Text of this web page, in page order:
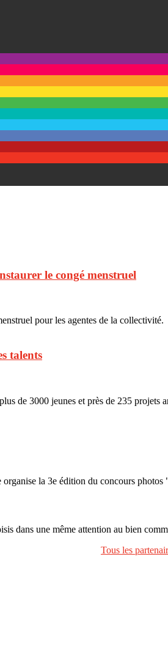
le congé menstruel
pour les agentes de la collectivité.
talents
de 3000 jeunes et près de 235 projets
la 3e édition du concours
dans une même attention au bien
Tous les